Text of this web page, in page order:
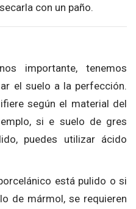
con un paño.
importante, tenemos
el suelo a la perfección.
según el material del
si e suelo de gres
puedes utilizar ácido
está pulido o si
de mármol, se requieren